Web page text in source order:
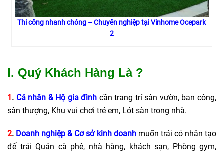
Thi công nhanh chóng – Chuyên nghiệp tại Vinhome Ocepark
2
I. Quý Khách Hàng Là ?
1. Cá nhân & Hộ gia đình cần trang trí sân vườn, ban công,
sân thượng, Khu vui chơi trẻ em, Lót sàn trong nhà.
2. Doanh nghiệp & Cơ sở kinh doanh muốn trải cỏ nhân tạo
để trải Quán cà phê, nhà hàng, khách sạn, Phòng gym,